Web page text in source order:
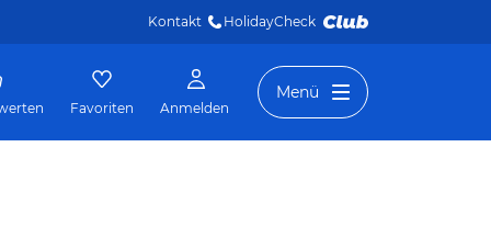
Kontakt HolidayCheck
Favoriten Anmelden
Menü